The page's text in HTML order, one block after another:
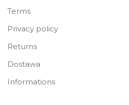
Terms
Privacy policy
Returns
Dostawa
Informations